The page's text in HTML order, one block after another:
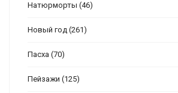
Натюрморты (46)
Новый год (261)
Пасха (70)
Пейзажи (125)